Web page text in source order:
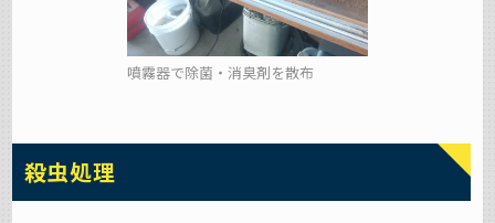
噴霧器で除菌・消臭剤を散布
殺虫処理